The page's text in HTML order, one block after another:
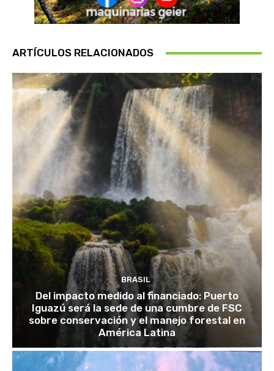
ARTÍCULOS RELACIONADOS
BRASIL
Del impacto medido al financiado: Puerto
Iguazú será la sede de una cumbre de FSC
sobre conservación y el manejo forestal en
América Latina